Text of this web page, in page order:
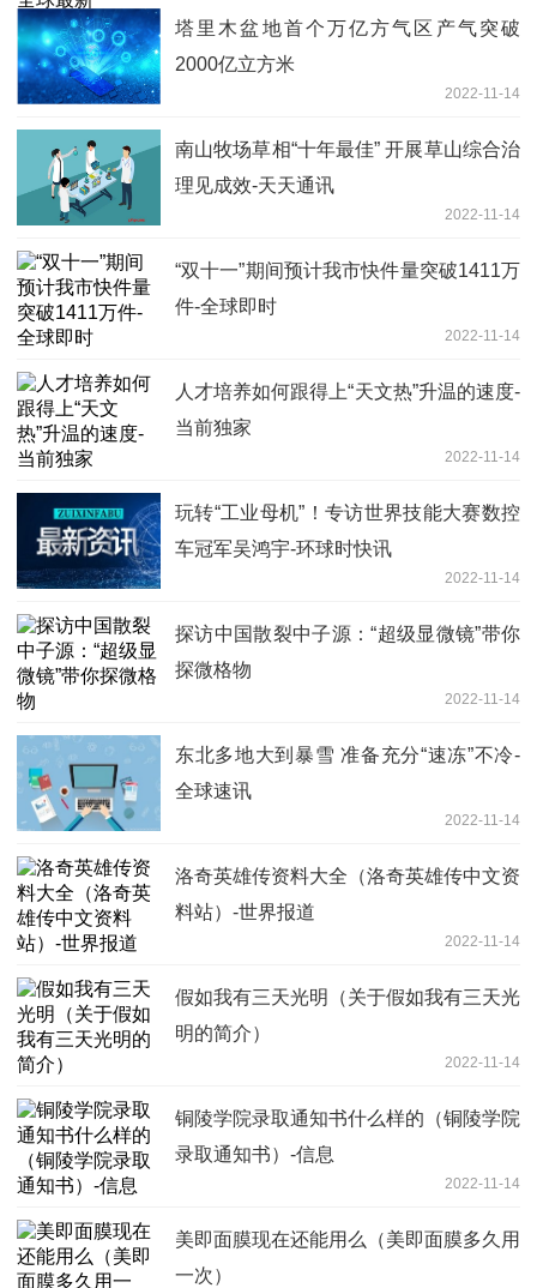
塔里木盆地首个万亿方气区产气突破
2000亿立方米
2022-11-14
南山牧场草相“十年最佳” 开展草山综合治
理见成效-天天通讯
2022-11-14
“双十一”期间预计我市快件量突破1411万
件-全球即时
2022-11-14
人才培养如何跟得上“天文热”升温的速度-
当前独家
2022-11-14
玩转“工业母机”！专访世界技能大赛数控
车冠军吴鸿宇-环球时快讯
2022-11-14
探访中国散裂中子源：“超级显微镜”带你
探微格物
2022-11-14
东北多地大到暴雪 准备充分“速冻”不冷-
全球速讯
2022-11-14
洛奇英雄传资料大全（洛奇英雄传中文资
料站）-世界报道
2022-11-14
假如我有三天光明（关于假如我有三天光
明的简介）
2022-11-14
铜陵学院录取通知书什么样的（铜陵学院
录取通知书）-信息
2022-11-14
美即面膜现在还能用么（美即面膜多久用
一次）